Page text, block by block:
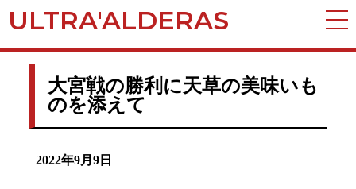
ULTRA'ALDERAS
大宮戦の勝利に天草の美味いも
のを添えて
2022年9月9⽇